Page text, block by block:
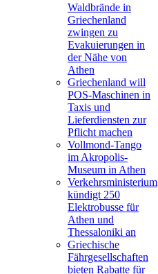
Waldbrände in
Griechenland
zwingen zu
Evakuierungen in
der Nähe von
Athen
Griechenland will
POS-Maschinen in
Taxis und
Lieferdiensten zur
Pflicht machen
Vollmond-Tango
im Akropolis-
Museum in Athen
Verkehrsministerium
kündigt 250
Elektrobusse für
Athen und
Thessaloniki an
Griechische
Fährgesellschaften
bieten Rabatte für